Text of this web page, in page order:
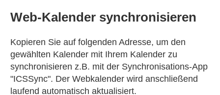
Web-Kalender synchronisieren
Kopieren Sie auf folgenden Adresse, um den
gewählten Kalender mit Ihrem Kalender zu
synchronisieren z.B. mit der Synchronisations-App
"ICSSync". Der Webkalender wird anschließend
laufend automatisch aktualisiert.